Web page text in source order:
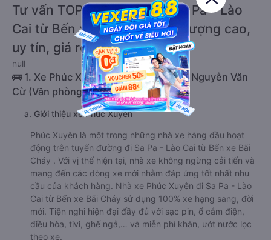
Tư vấn TOP 2 xe khách đi Sa Pa - Lào
Cai từ Bến xe Bãi Cháy chất lượng cao,
uy tín, giá rẻ nhất 08/2026
null
🚌 1. Xe Phúc Xuyên khởi hành tại 239 Nguyễn Văn
Cừ (Văn phòng Hạ Long)
a. Giới thiệu xe Phúc Xuyên
Phúc Xuyên là một trong những nhà xe hàng đầu hoạt
động trên tuyến đường đi Sa Pa - Lào Cai từ Bến xe Bãi
Cháy . Với vị thế hiện tại, nhà xe không ngừng cải tiến và
mang đến các dòng xe mới nhằm đáp ứng tốt nhất nhu
cầu của khách hàng. Nhà xe Phúc Xuyên đi Sa Pa - Lào
Cai từ Bến xe Bãi Cháy sử dụng 100% xe hạng sang, đời
mới. Tiện nghi hiện đại đầy đủ với sạc pin, ổ cắm điện,
điều hòa, tivi, ghế ngả,… và miễn phí khăn, ướt nước lọc
theo xe.